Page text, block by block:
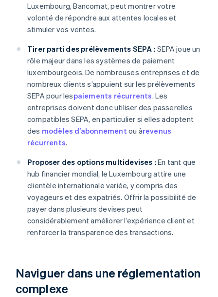
Luxembourg, Bancomat, peut montrer votre
volonté de répondre aux attentes locales et
stimuler vos ventes.
Tirer parti des prélèvements SEPA : SEPA joue un
rôle majeur dans les systèmes de paiement
luxembourgeois. De nombreuses entreprises et de
nombreux clients s’appuient sur les prélèvements
SEPA pour lespaiements récurrents. Les
entreprises doivent donc utiliser des passerelles
compatibles SEPA, en particulier si elles adoptent
des modèles d’abonnement ou àrevenus
récurrents.
Proposer des options multidevises : En tant que
hub financier mondial, le Luxembourg attire une
clientèle internationale variée, y compris des
voyageurs et des expatriés. Offrir la possibilité de
payer dans plusieurs devises peut
considérablement améliorer l’expérience client et
renforcer la transparence des transactions.
Naviguer dans une réglementation
complexe